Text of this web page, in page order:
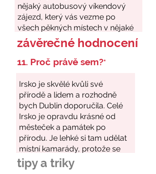
závěrečné hodnocení
11. Proč právě sem?*
tipy a triky